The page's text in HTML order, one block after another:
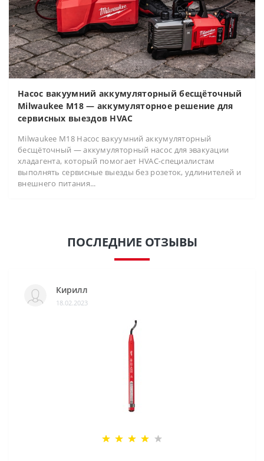
Насос вакуумний аккумуляторный бесщёточный
Milwaukee M18 — аккумуляторное решение для
сервисных выездов HVAC
Milwaukee M18 Насос вакуумний аккумуляторный
бесщёточный — аккумуляторный насос для эвакуации
хладагента, который помогает HVAC-специалистам
выполнять сервисные выезды без розеток, удлинителей и
внешнего питания...
ПОСЛЕДНИЕ ОТЗЫВЫ
Кирилл
18.02.2023